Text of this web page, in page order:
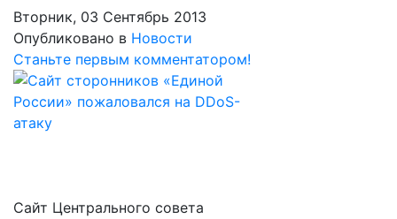
Вторник, 03 Сентябрь 2013
Опубликовано в Новости
Станьте первым комментатором!
Сайт Центрального совета